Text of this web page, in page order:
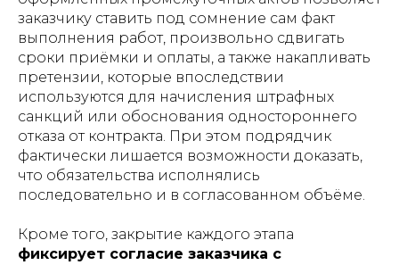
заказчику ставить под сомнение сам факт
выполнения работ, произвольно сдвигать
сроки приёмки и оплаты, а также накапливать
претензии, которые впоследствии
используются для начисления штрафных
санкций или обоснования одностороннего
отказа от контракта. При этом подрядчик
фактически лишается возможности доказать,
что обязательства исполнялись
последовательно и в согласованном объёме.
Кроме того, закрытие каждого этапа
фиксирует согласие заказчика с